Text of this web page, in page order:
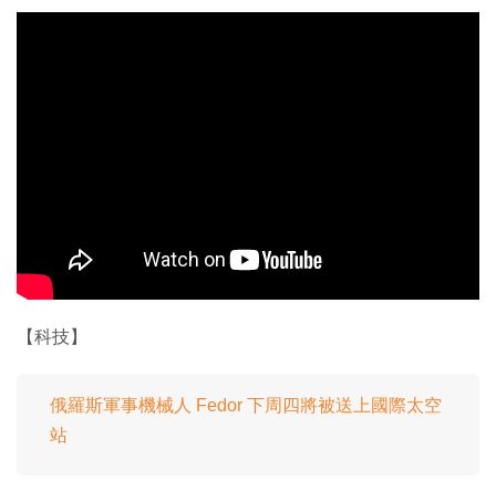
【科技】
俄羅斯軍事機械人 Fedor 下周四將被送上國際太空
站